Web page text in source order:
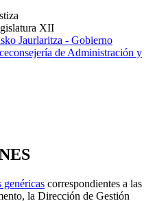
XII
Jaurlaritza - Gobierno
de Administración y
genéricas correspondientes a las
la Dirección de Gestión